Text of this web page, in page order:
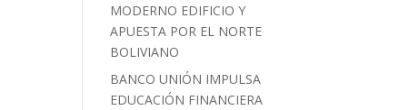
MODERNO EDIFICIO Y
APUESTA POR EL NORTE
BOLIVIANO
BANCO UNIÓN IMPULSA
EDUCACIÓN FINANCIERA